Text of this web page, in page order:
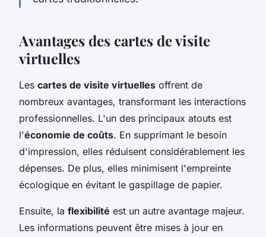
Avantages des cartes de visite
virtuelles
Les cartes de visite virtuelles offrent de
nombreux avantages, transformant les interactions
professionnelles. L'un des principaux atouts est
l'économie de coûts. En supprimant le besoin
d'impression, elles réduisent considérablement les
dépenses. De plus, elles minimisent l'empreinte
écologique en évitant le gaspillage de papier.
Ensuite, la flexibilité est un autre avantage majeur.
Les informations peuvent être mises à jour en